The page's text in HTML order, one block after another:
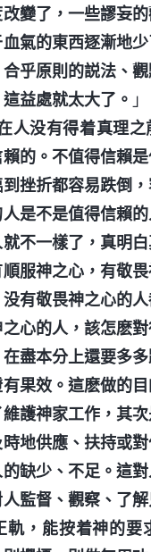
變了，一些謬妄
氣的東西逐漸地
乎原則的説法、
益處就太大了。 」
人没有得着真理之
的。不值得信賴
挫折都容易跌倒
是不是值得信賴
不一樣了，真明
服神之心，有敬
有敬畏神之心的
心的人，該怎麽
盡本分上還要多
果效。這麽做的
護神家工作，其
地供應、扶持或
缺少、不足。這
監督、觀察、了
軌，能按着神的要